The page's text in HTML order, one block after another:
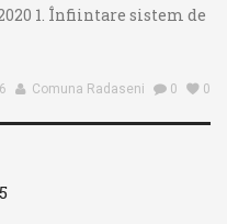
1. Înfiintare sistem de
Comuna Radaseni 0 0